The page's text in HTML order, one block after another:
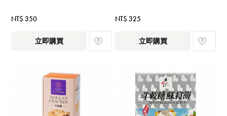
NT$ 350
立即購買
NT$ 325
立即購買